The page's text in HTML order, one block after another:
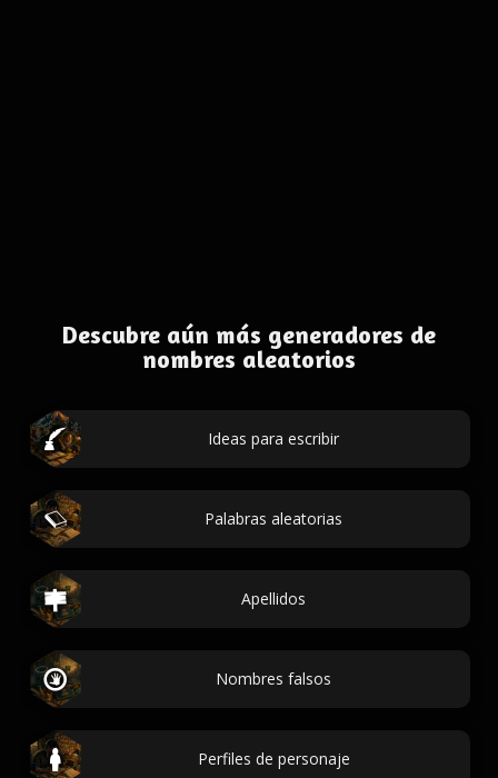
Descubre aún más generadores de
nombres aleatorios
Ideas para escribir
Palabras aleatorias
Apellidos
Nombres falsos
Perfiles de personaje